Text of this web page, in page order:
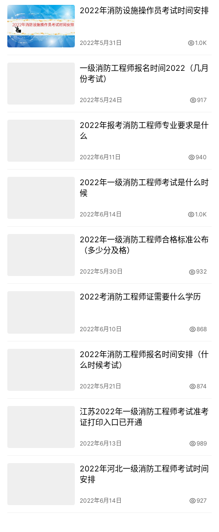
的事，但很有可能也如同二级造价工程师一样，不会在全国
范围内举行，而是在一些地区陆续开展。所以如果大家所在
的地区确定会举办二级消防工程师考试，建议大家一定要报
名参加，这对考生们而言是个机会。
2022年消防设施操作员考试时间安排
2022年5月31日 1.0K
一级消防工程师报名时间2022（几月
份考试）
2022年5月24日 917
2022年报考消防工程师专业要求是什
么
2022年6月11日 940
2022年一级消防工程师考试是什么时
候
2022年6月14日 1.0K
2022年一级消防工程师合格标准公布
（多少分及格）
2022年5月30日 932
2022考消防工程师证需要什么学历
2022年6月10日 868
2022年消防工程师报名时间安排（什
么时候考试）
2022年5月21日 874
江苏2022年一级消防工程师考试准考
证打印入口已开通
2022年6月13日 989
2022年河北一级消防工程师考试时间
安排
2022年6月14日 927